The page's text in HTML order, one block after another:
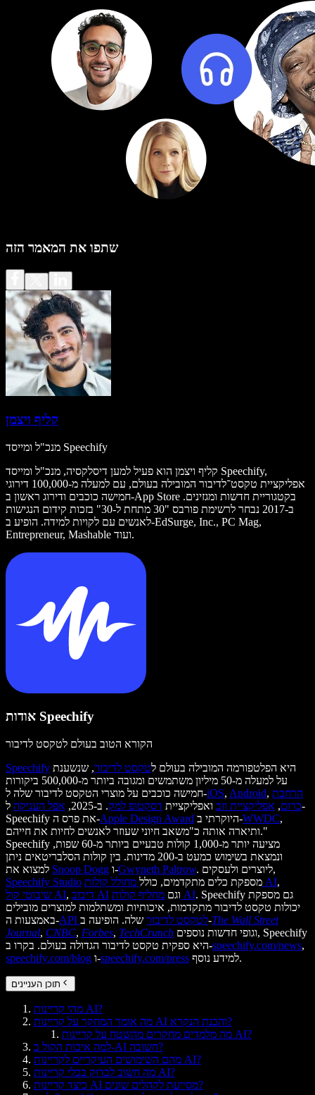
שתפו את המאמר הזה
קליף ויצמן
מנכ"ל ומייסד Speechify
קליף ויצמן הוא פעיל למען דיסלקסיה, מנכ"ל ומייסד Speechify,
אפליקציית טקסט־לדיבור המובילה בעולם, עם למעלה מ-100,000 דירוגי
חמישה כוכבים ודירוג ראשון ב-App Store בקטגוריית חדשות ומגזינים.
ב-2017 נבחר לרשימת פורבס "30 מתחת ל-30" בזכות קידום הנגישות
לאנשים עם לקויות למידה. הופיע ב-EdSurge, Inc., PC Mag,
Entrepreneur, Mashable ועוד.
אודות Speechify
הקורא הטוב בעולם לטקסט לדיבור
Speechify
היא הפלטפורמה המובילה בעולם לטקסט לדיבור, שנשענת
על למעלה מ-50 מיליון משתמשים ומגובה ביותר מ-500,000 ביקורות
חמישה כוכבים על מוצרי הטקסט לדיבור שלה ל-iOS, Android, הרחבת
כרום, אפליקציית ווב ואפליקציית דסקטופ למק. ב-2025, אפל העניקה ל-
Speechify את פרס ה-Apple Design Award היוקרתי ב-WWDC,
ותיארה אותה כ"משאב חיוני שעוזר לאנשים לחיות את חייהם."
Speechify מציעה יותר מ-1,000 קולות טבעיים ביותר מ-60 שפות,
ונמצאת בשימוש כמעט ב-200 מדינות. בין קולות הסלבריטאים ניתן
Snoop Dogg ו-Gwyneth Paltrow
. ליוצרים ולעסקים,
Speechify Studio
מספקת כלים מתקדמים, כולל מחולל קולות AI,
שיבוטי קול AI, דיבוב AI וגם מחליף קולות AI. Speechify גם מספקת
יכולות טקסט לדיבור מתקדמות, איכותיות ומשתלמות למוצרים מובילים
באמצעות ה-
API לטקסט לדיבורשלה. הופיעה ב-The Wall Street
Journal, CNBC, Forbes, TechCrunch
היא ספקית טקסט לדיבור הגדולה בעולם. בקרו ב-speechify.com/news,
speechify.com/blog ו-speechify.com/press למידע נוסף.
תוכן העניינים
מהי קריינות AI?
מה אומר המחקר על קריינות AI והבנת הנקרא?
מה מלמדים מחקרים מהשטח על קריינות AI?
למה איכות הקול ב-AI חשובה?
מהם השימושים העיקריים לקריינות AI?
מה חשוב לבדוק בכלי קריינות AI?
כיצד קריינות AI מסייעת לקהלים שונים?